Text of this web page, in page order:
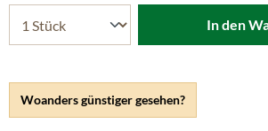
Woanders günstiger gesehen?
In den